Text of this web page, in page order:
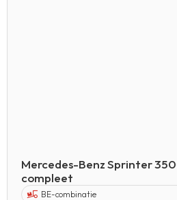
Mercedes-Benz Sprinter
compleet
BE-combinatie